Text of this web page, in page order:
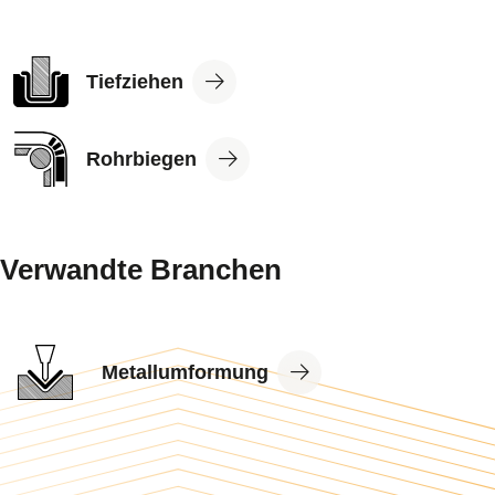
View
ApplicationTiefziehen
View
ApplicationRohrbiegen
Verwandte Branchen
View
Industry
Metallumformung